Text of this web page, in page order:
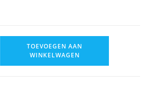
TOEVOEGEN AAN
WINKELWAGEN